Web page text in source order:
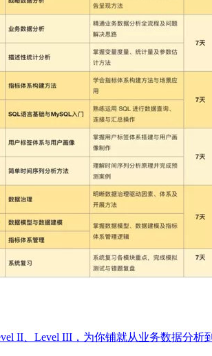
II、Level III，为你铺就从业务数据分